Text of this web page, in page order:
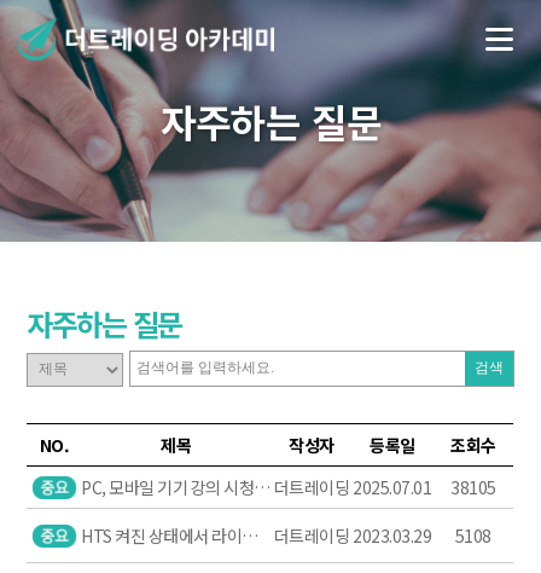
자주하는 질문
자주하는 질문
자주하는 질문
검색
NO. 제목 작성자 등록일
조회수
PC, 모바일 기기 강의 시청
방법(라이브,녹화방송) (13)
더트레이딩 2025.07.01
38105
HTS 켜진 상태에서 라이브
방송 실행이 안돼요! (1)
더트레이딩 2023.03.29 5108